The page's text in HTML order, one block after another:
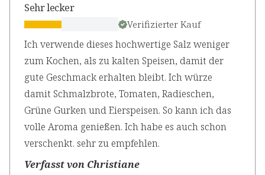
Sehr lecker
Verifizierter Kauf
Ich verwende dieses hochwertige Salz weniger
zum Kochen, als zu kalten Speisen, damit der
gute Geschmack erhalten bleibt. Ich würze
damit Schmalzbrote, Tomaten, Radieschen,
Grüne Gurken und Eierspeisen. So kann ich das
volle Aroma genießen. Ich habe es auch schon
verschenkt. sehr zu empfehlen.
Verfasst von Christiane